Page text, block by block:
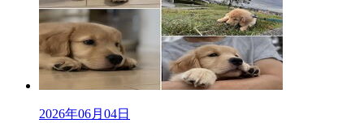
2026年06月04日